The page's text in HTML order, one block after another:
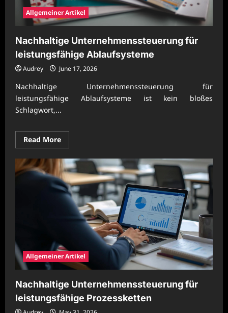
Allgemeiner Artikel
Nachhaltige Unternehmenssteuerung für
leistungsfähige Ablaufsysteme
Audrey June 17, 2026
Nachhaltige Unternehmenssteuerung für
leistungsfähige Ablaufsysteme ist kein bloßes
Schlagwort,...
Read MoreRead
more
Nachhaltige
Unternehmenssteuerung
für
leistungsfähige
Ablaufsysteme
Allgemeiner Artikel
Nachhaltige Unternehmenssteuerung für
leistungsfähige Prozessketten